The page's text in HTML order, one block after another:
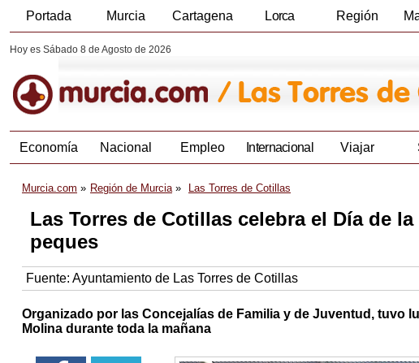
Portada Murcia Cartagena Lorca Región
Hoy es Sábado 8 de Agosto de 2026
Economía Nacional Empleo Internacional Viajar
Murcia.com Región de Murcia Las Torres de Cotillas
Las Torres de Cotillas celebra el Día de
peques
Fuente: Ayuntamiento de Las Torres de Cotillas
Organizado por las Concejalías de Familia y de Juventud, tuvo
Molina durante toda la mañana